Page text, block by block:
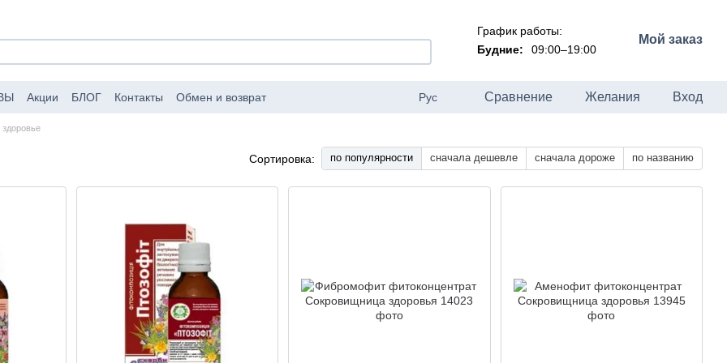
График работы:
Будние:
09:00–19:00
Мой заказ
Акции БЛОГ Контакты
Обмен и возврат
Рус Сравнение Желания Вход
Сортировка: по популярности сначала дешевле сначала дороже по названию